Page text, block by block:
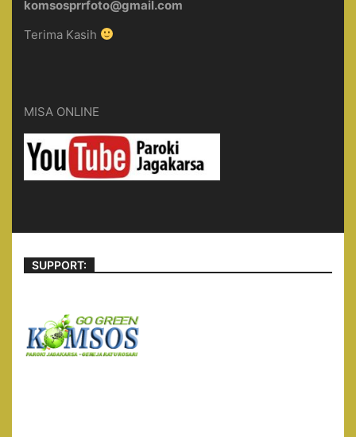
komsosprrfoto@gmail.com
Terima Kasih
MISA ONLINE
SUPPORT: